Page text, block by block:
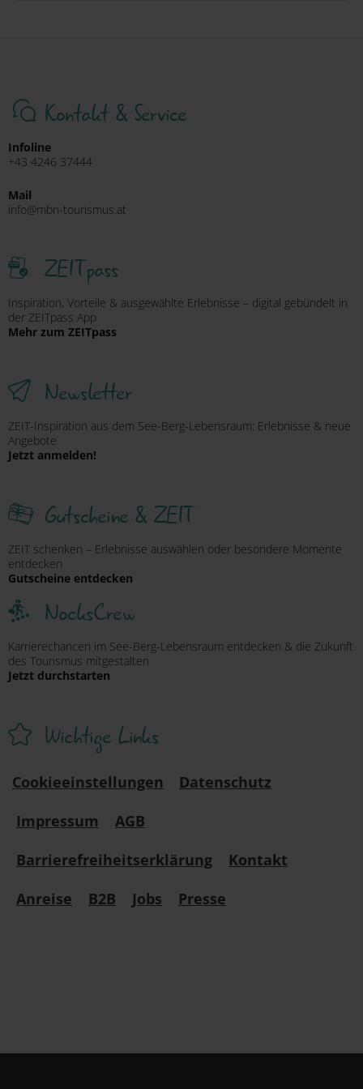
Geführte
Skitouren
Kontakt & Service
Infoline
+43 4246 37444
Mail
info@mbn-tourismus.at
ZEITpass
Inspiration, Vorteile & ausgewählte Erlebnisse – digital gebündelt in
der ZEITpass App
Mehr zum ZEITpass
Newsletter
ZEIT-Inspiration aus dem See-Berg-Lebensraum: Erlebnisse & neue
Angebote
Jetzt anmelden!
Gutscheine & ZEIT
ZEIT schenken – Erlebnisse auswählen oder besondere Momente
entdecken
Gutscheine entdecken
NocksCrew
Karrierechancen im See-Berg-Lebensraum entdecken & die Zukunft
des Tourismus mitgestalten
Jetzt durchstarten
Wichtige Links
Cookieeinstellungen
Datenschutz
Impressum
AGB
Barrierefreiheitserklärung
Kontakt
Anreise
B2B Jobs Presse